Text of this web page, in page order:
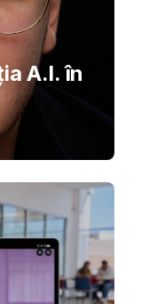
A.I. în